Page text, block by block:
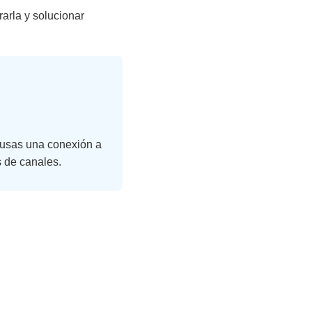
y solucionar
una conexión a
de canales.